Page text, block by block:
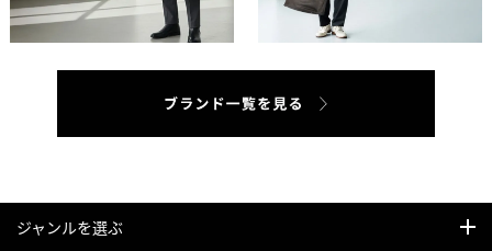
ジャンルを選ぶ